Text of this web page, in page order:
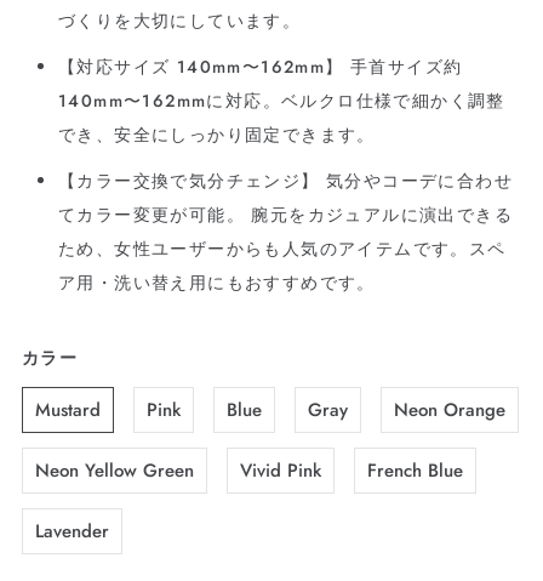
づくりを大切にしています。
【対応サイズ 140mm〜162mm】 手首サイズ約
140mm〜162mmに対応。ベルクロ仕様で細かく調整
でき、安全にしっかり固定できます。
【カラー交換で気分チェンジ】 気分やコーデに合わせ
てカラー変更が可能。 腕元をカジュアルに演出できる
ため、女性ユーザーからも人気のアイテムです。スペ
ア用・洗い替え用にもおすすめです。
カラー
Mustard Pink Blue Gray Neon Orange
Neon Yellow Green Vivid Pink French Blue
Lavender